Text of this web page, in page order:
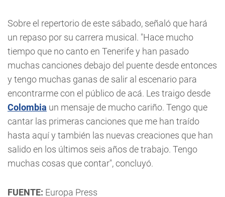
Sobre el repertorio de este sábado, señaló que hará
un repaso por su carrera musical. "Hace mucho
tiempo que no canto en Tenerife y han pasado
muchas canciones debajo del puente desde entonces
y tengo muchas ganas de salir al escenario para
encontrarme con el público de acá. Les traigo desde
Colombia un mensaje de mucho cariño. Tengo que
cantar las primeras canciones que me han traído
hasta aquí y también las nuevas creaciones que han
salido en los últimos seis años de trabajo. Tengo
muchas cosas que contar", concluyó.
FUENTE: Europa Press